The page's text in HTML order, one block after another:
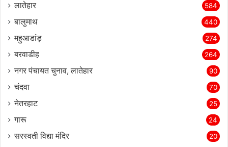
लातेहार 584
बालुमाथ 440
महुआडांड़ 274
बरवाडीह 264
नगर पंचायत चुनाव, लातेहार 90
चंदवा 70
नेतरहाट 25
गारू 24
सरस्‍वती विद्या मंदिर 20